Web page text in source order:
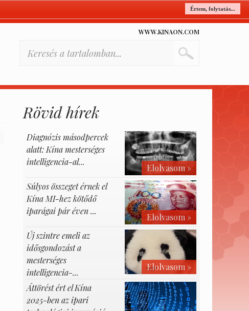
Értem, folytatás...
WWW.KINAON.COM
Rövid hírek
Elolvasom »
Diagnózis másodpercek
alatt: Kína mesterséges
intelligencia-al...
Elolvasom »
Súlyos összeget érnek el
Kína MI-hez kötődő
iparágai pár éven ...
Elolvasom »
Új szintre emeli az
idősgondozást a
mesterséges
intelligencia-...
Áttörést ért el Kína
2025-ben az ipari